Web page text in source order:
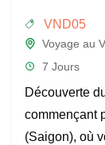
VND05
Voyage au
7 Jours
Découverte
commençant
(Saigon), où